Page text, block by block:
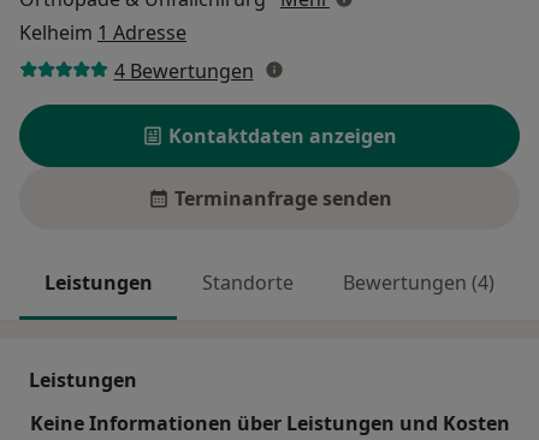
Kelheim 1 Adresse
4 Bewertungen
Kontaktdaten anzeigen
Terminanfrage senden
Leistungen Standorte Bewertungen (4)
Leistungen
Keine Informationen über Leistungen und Kosten